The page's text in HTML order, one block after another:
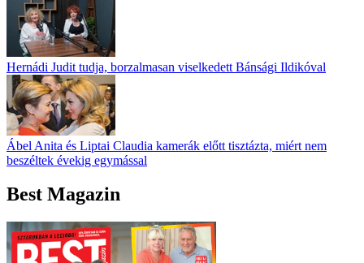
Hernádi Judit tudja, borzalmasan viselkedett Bánsági Ildikóval
Ábel Anita és Liptai Claudia kamerák előtt tisztázta, miért nem
beszéltek évekig egymással
Best Magazin